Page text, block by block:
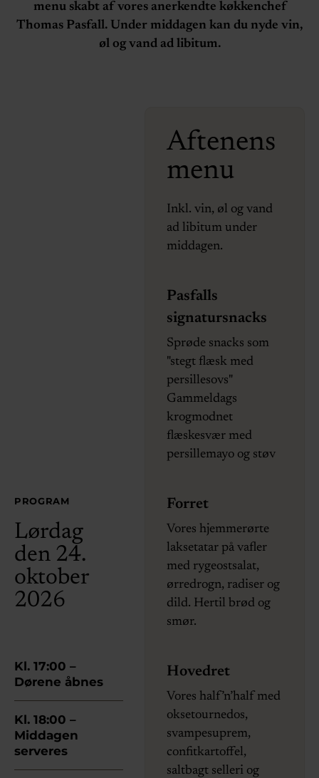
menu skabt af vores anerkendte køkkenchef
Thomas Pasfall. Under middagen kan du nyde vin,
øl og vand ad libitum.
PROGRAM
Lørdag
den 24.
oktober
2026
Kl. 17:00 –
Dørene åbnes
Kl. 18:00 –
Middagen
serveres
Aftenens
menu
Inkl. vin, øl og vand
ad libitum under
middagen.
Pasfalls
signatursnacks
Sprøde snacks som
"stegt flæsk med
persillesovs"
Gammeldags
krogmodnet
flæskesvær med
persillemayo og støv
Forret
Vores hjemmerørte
laksetatar på vafler
med rygeostsalat,
ørredrogn, radiser og
dild. Hertil brød og
smør.
Hovedret
Vores half’n’half med
oksetournedos,
svampesuprem,
confitkartoffel,
saltbagt selleri og